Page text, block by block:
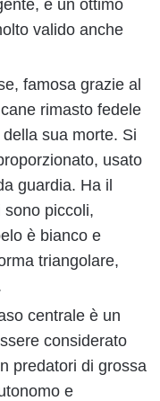
è un ottimo
valido anche
famosa grazie al
rimasto fedele
sua morte. Si
usato
guardia. Ha il
sono piccoli,
è bianco e
triangolare,
centrale è un
considerato
predatori di grossa
e